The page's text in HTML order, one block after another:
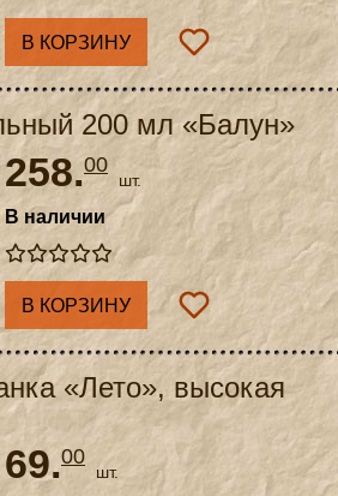
В КОРЗИНУ
200 мл «Балун»
258.00
шт.
В наличии
В КОРЗИНУ
«Лето», высокая
69.00
шт.